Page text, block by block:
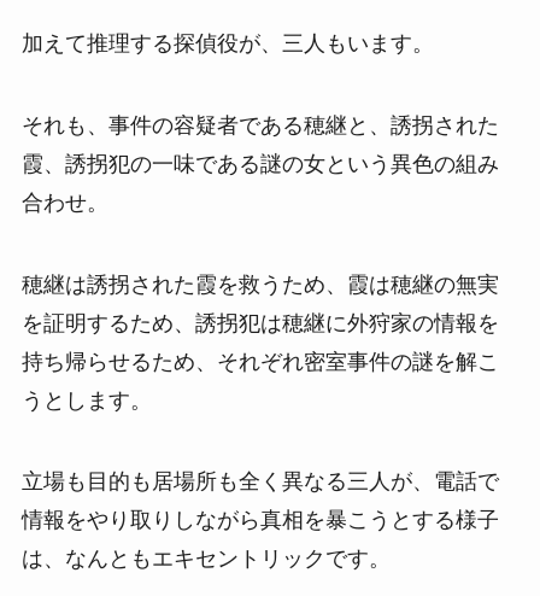
加えて推理する探偵役が、三人もいます。
それも、事件の容疑者である穂継と、誘拐された
霞、誘拐犯の一味である謎の女という異色の組み
合わせ。
穂継は誘拐された霞を救うため、霞は穂継の無実
を証明するため、誘拐犯は穂継に外狩家の情報を
持ち帰らせるため、それぞれ密室事件の謎を解こ
うとします。
立場も目的も居場所も全く異なる三人が、電話で
情報をやり取りしながら真相を暴こうとする様子
は、なんともエキセントリックです。